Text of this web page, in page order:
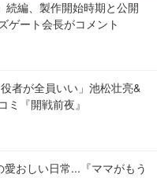
続編、製作開始時期と公開
ゲート会長がコメント
者が全員いい」池松壮亮&
ミ『開戦前夜』
愛おしい日常...『ママがもう